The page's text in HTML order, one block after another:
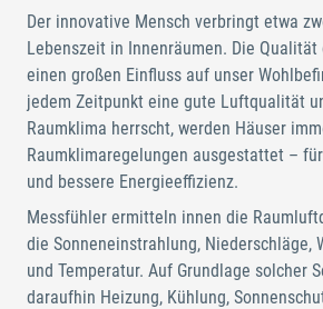
Der innovative Mensch verbringt etwa
Lebenszeit in Innenräumen. Die
einen großen Einfluss auf unser
jedem Zeitpunkt eine gute Luftqualität
Raumklima herrscht, werden Häuser
Raumklimaregelungen ausgestattet –
und bessere Energieeffizienz.
Messfühler ermitteln innen die
die Sonneneinstrahlung, Niederschläge,
und Temperatur. Auf Grundlage solcher
daraufhin Heizung, Kühlung,